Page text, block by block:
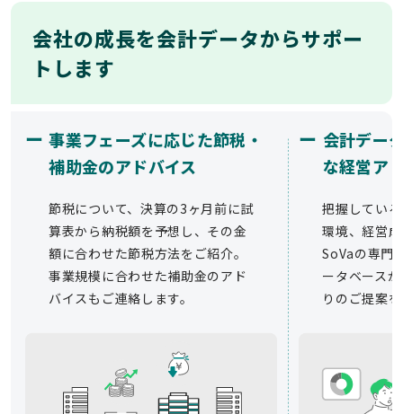
会社の成長を会計データからサポー
トします
ー 事業フェーズに応じた節税・
補助金のアドバイス
節税について、決算の3ヶ月前に試
算表から納税額を予想し、その金
額に合わせた節税方法をご紹介。
事業規模に合わせた補助金のアド
バイスもご連絡します。
ー 会計デー
な経営ア
把握してい
環境、経営
SoVaの専門
ータベース
りのご提案